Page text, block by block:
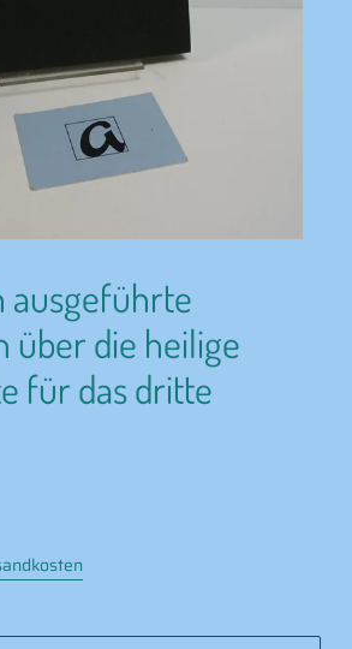
ausgeführte
über die heilige
für das dritte